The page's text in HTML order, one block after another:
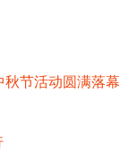
节活动圆满落幕